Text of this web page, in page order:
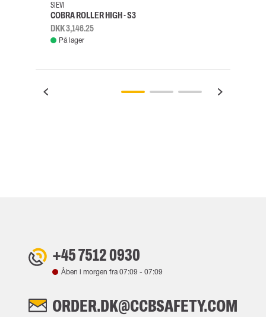
SIEVI
COBRA ROLLER HIGH - S3
DKK 3,146.25
På lager
+45 7512 0930
Åben i morgen fra07:09 - 07:09
ORDER.DK@CCBSAFETY.COM